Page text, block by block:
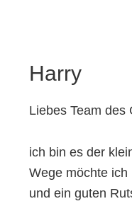
Harry
Liebes Team des
ich bin es der
Wege möchte
und ein guten